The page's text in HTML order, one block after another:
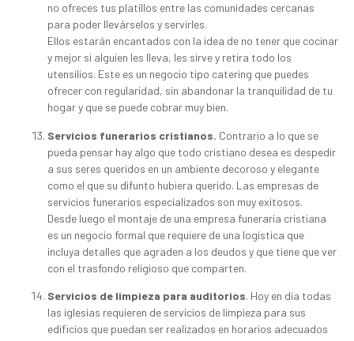
no ofreces tus platillos entre las comunidades cercanas
para poder llevárselos y servirles.
Ellos estarán encantados con la idea de no tener que cocinar
y mejor si alguien les lleva, les sirve y retira todo los
utensilios. Este es un negocio tipo catering que puedes
ofrecer con regularidad, sin abandonar la tranquilidad de tu
hogar y que se puede cobrar muy bien.
Servicios funerarios cristianos. Contrario a lo que se
pueda pensar hay algo que todo cristiano desea es despedir
a sus seres queridos en un ambiente decoroso y elegante
como el que su difunto hubiera querido. Las empresas de
servicios funerarios especializados son muy exitosos.
Desde luego el montaje de una empresa funeraria cristiana
es un negocio formal que requiere de una logística que
incluya detalles que agraden a los deudos y que tiene que ver
con el trasfondo religioso que comparten.
Servicios de limpieza para auditorios. Hoy en día todas
las iglesias requieren de servicios de limpieza para sus
edificios que puedan ser realizados en horarios adecuados